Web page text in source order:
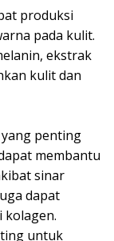
produksi
pada kulit.
ekstrak
kulit dan
penting
membantu
sinar
dapat
kolagen.
untuk